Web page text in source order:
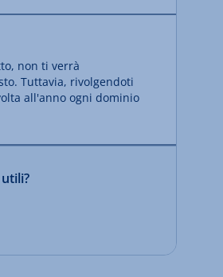
non ti verrà
Tuttavia, rivolgendoti
all'anno ogni dominio